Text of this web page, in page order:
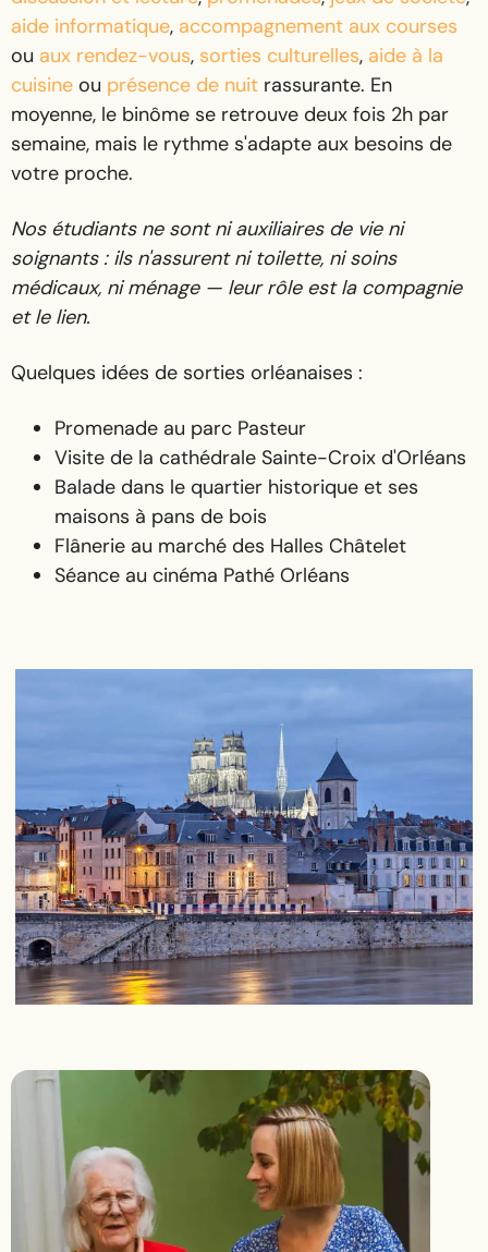
aide informatique, accompagnement aux courses
ou aux rendez-vous, sorties culturelles, aide à la
cuisine ou présence de nuit rassurante. En
moyenne, le binôme se retrouve deux fois 2h par
semaine, mais le rythme s'adapte aux besoins de
votre proche.
Nos étudiants ne sont ni auxiliaires de vie ni
soignants : ils n'assurent ni toilette, ni soins
médicaux, ni ménage — leur rôle est la compagnie
et le lien.
Quelques idées de sorties orléanaises :
Promenade au parc Pasteur
Visite de la cathédrale Sainte-Croix d'Orléans
Balade dans le quartier historique et ses
maisons à pans de bois
Flânerie au marché des Halles Châtelet
Séance au cinéma Pathé Orléans